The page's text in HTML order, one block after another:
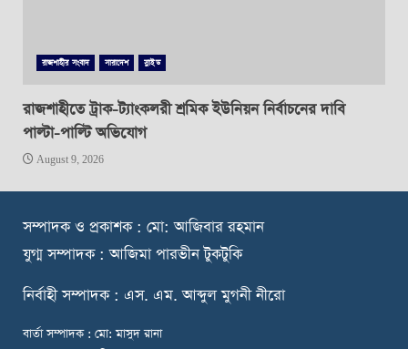
রাজশাহীর সংবাদ সারাদেশ স্লাইড
রাজশাহীতে ট্রাক-ট্যাংকলরী শ্রমিক ইউনিয়ন নির্বাচনের দাবি
পাল্টা-পাল্টি অভিযোগ
August 9, 2026
সম্পাদক ও প্রকাশক : মো: আজিবার রহমান
যুগ্ম সম্পাদক : আজিমা পারভীন টুকটুকি
নির্বাহী সম্পাদক : এস. এম. আব্দুল মুগনী নীরো
বার্তা সম্পাদক : মো: মাসুদ রানা